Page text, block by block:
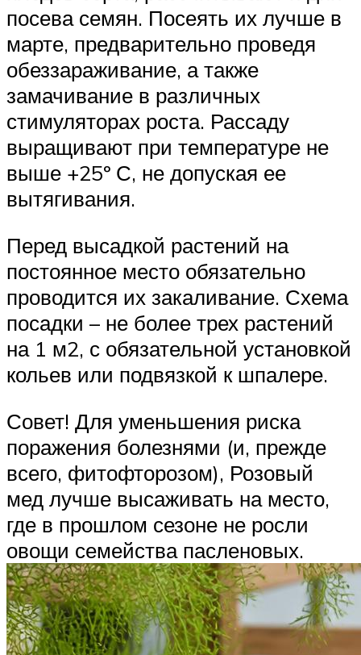
посева семян. Посеять их лучше в
марте, предварительно проведя
обеззараживание, а также
замачивание в различных
стимуляторах роста. Рассаду
выращивают при температуре не
выше +25º С, не допуская ее
вытягивания.
Перед высадкой растений на
постоянное место обязательно
проводится их закаливание. Схема
посадки – не более трех растений
на 1 м2, с обязательной установкой
кольев или подвязкой к шпалере.
Совет! Для уменьшения риска
поражения болезнями (и, прежде
всего, фитофторозом), Розовый
мед лучше высаживать на место,
где в прошлом сезоне не росли
овощи семейства пасленовых.